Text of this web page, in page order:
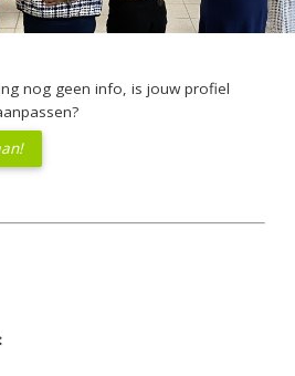
nog geen info, is jouw profiel
je iets aanpassen?